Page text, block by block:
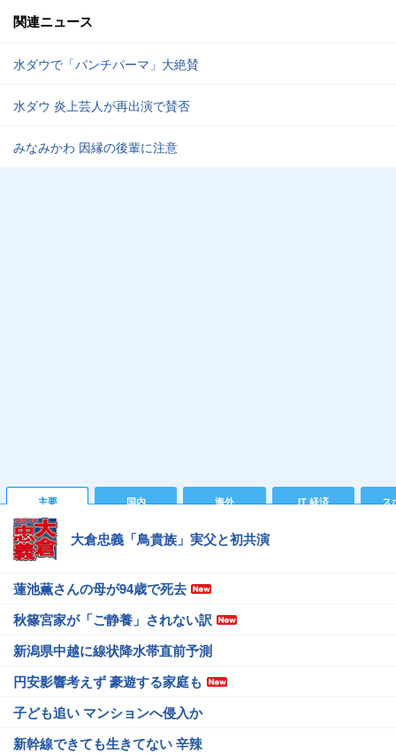
関連ニュース
水ダウで「パンチパーマ」大絶賛
水ダウ 炎上芸人が再出演で賛否
みなみかわ 因縁の後輩に注意
主要 国内 海外 IT 経済 ス
大倉忠義「鳥貴族」実父と初共演
蓮池薫さんの母が94歳で死去
秋篠宮家が「ご静養」されない訳
新潟県中越に線状降水帯直前予測
円安影響考えず 豪遊する家庭も
子ども追い マンションへ侵入か
新幹線できても生きてない 辛辣